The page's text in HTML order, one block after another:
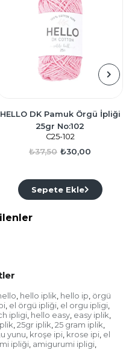
HELLO DK Pamuk Örgü İpliği
25gr No:102
C25-102
₺30,00
₺37,50
Sepete Ekle
, hello iplik, hello ip, örgü
, el örgü ipliği, el orgu ipligi,
ipligi, hello easy, easy iplik,
, 25gr iplik, 25 gram iplik,
yunu, kroşe ipi, krose ipi, el
ipliği, amigurumi ipligi,